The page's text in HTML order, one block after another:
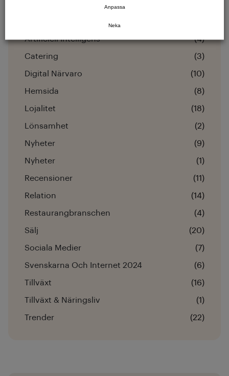
Artificiell Intelligens (4)
Catering (3)
Digital Närvaro (10)
Hemsida (8)
Lojalitet (18)
Lönsamhet (2)
Nyheter (9)
Nyheter (1)
Recensioner (11)
Relation (14)
Restaurangbranschen (4)
Sälj (20)
Sociala Medier (7)
Svenskarna Och Internet 2024 (6)
Tillväxt (16)
Tillväxt & Näringsliv (1)
Trender (22)
Anpassa
Neka